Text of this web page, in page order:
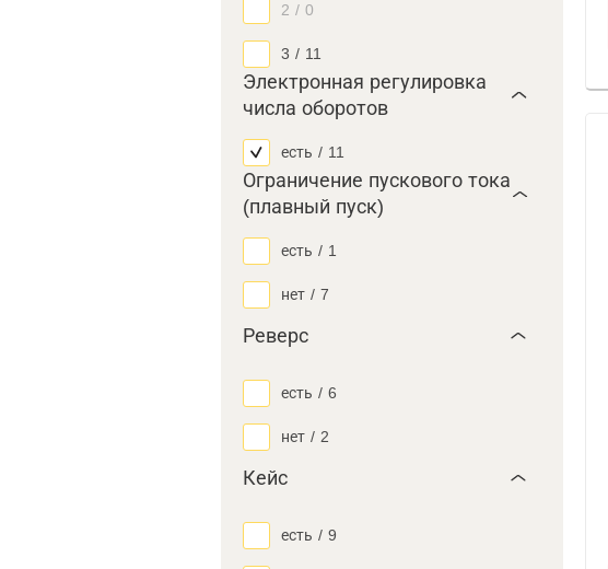
2 / 0
3 / 11
Электронная регулировка
числа оборотов
есть / 11
Ограничение пускового тока
(плавный пуск)
есть / 1
нет / 7
Реверс
есть / 6
нет / 2
Кейс
есть / 9